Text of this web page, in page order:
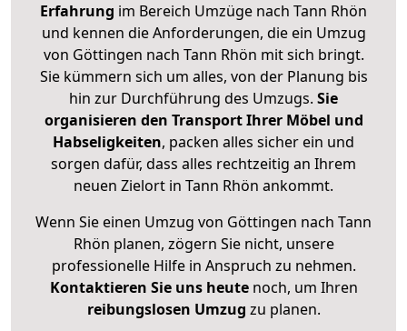
Erfahrung im Bereich Umzüge nach Tann Rhön
und kennen die Anforderungen, die ein Umzug
von Göttingen nach Tann Rhön mit sich bringt.
Sie kümmern sich um alles, von der Planung bis
hin zur Durchführung des Umzugs. Sie
organisieren den Transport Ihrer Möbel und
Habseligkeiten, packen alles sicher ein und
sorgen dafür, dass alles rechtzeitig an Ihrem
neuen Zielort in Tann Rhön ankommt.
Wenn Sie einen Umzug von Göttingen nach Tann
Rhön planen, zögern Sie nicht, unsere
professionelle Hilfe in Anspruch zu nehmen.
Kontaktieren Sie uns heutenoch, um Ihren
reibungslosen Umzug zu planen.